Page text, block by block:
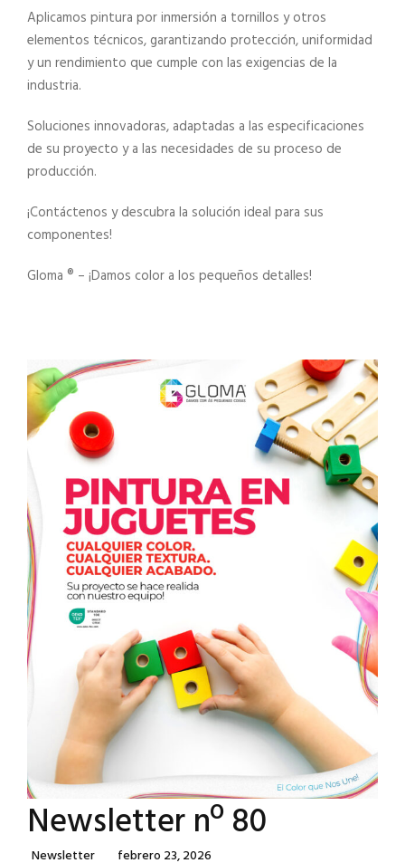
Aplicamos pintura por inmersión a tornillos y otros
elementos técnicos, garantizando protección, uniformidad
y un rendimiento que cumple con las exigencias de la
industria.
Soluciones innovadoras, adaptadas a las especificaciones
de su proyecto y a las necesidades de su proceso de
producción.
¡Contáctenos y descubra la solución ideal para sus
componentes!
Gloma ®️ – ¡Damos color a los pequeños detalles!
Newsletter nº 80
Categories
Newsletter Posted
Febrero 23, 2026